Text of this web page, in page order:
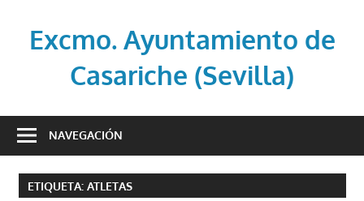
contenidoExcmo. Ayuntamiento de
Casariche (Sevilla)
oficial
Ayuntamiento
de
NAVEGACIÓN
ETIQUETA: ATLETAS